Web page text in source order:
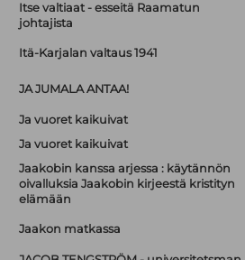
Itse valtiaat - esseitä Raamatun
johtajista
Itä-Karjalan valtaus 1941
JA JUMALA ANTAA!
Ja vuoret kaikuivat
Ja vuoret kaikuivat
Jaakobin kanssa arjessa : käytännön
oivalluksia Jaakobin kirjeestä kristityn
elämään
Jaakon matkassa